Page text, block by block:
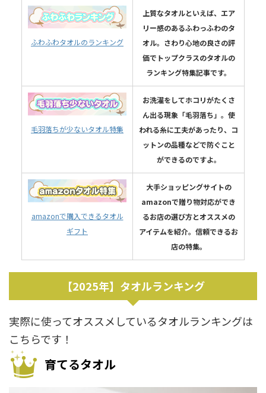
ふわふわタオルのランキング
上質なタオルといえば、エア
リー感のあるふわっふわのタ
オル。さわり心地の良さの評
価でトップクラスのタオルの
ランキング特集記事です。
毛羽落ちが少ないタオル特集
お洗濯をしてホコリがたくさ
ん出る現象「毛羽落ち」。使
われる糸に工夫があったり、コ
ットンの品種などで防ぐこと
ができるのですよ。
amazonで購入できるタオル
ギフト
大手ショッピングサイトの
amazonで贈り物対応ができ
るお店の選び方とオススメの
アイテムを紹介。信頼できるお
店の特集。
【2025年】タオルランキング
実際に使ってオススメしているタオルランキングは
こちらです！
育てるタオル